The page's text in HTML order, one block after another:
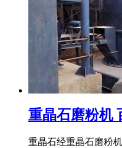
重晶石磨粉机
重晶石经重晶石磨粉